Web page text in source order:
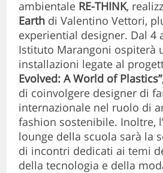
ambientale RE-THINK,
Earth di Valentino Vettori,
experiential designer. Dal 4
Istituto Marangoni ospiterà
installazioni legate al
Evolved: A World of Plastics”
di coinvolgere designer di
internazionale nel ruolo di
fashion sostenibile. Inoltre,
lounge della scuola sarà la
di incontri dedicati ai temi
della tecnologia e della